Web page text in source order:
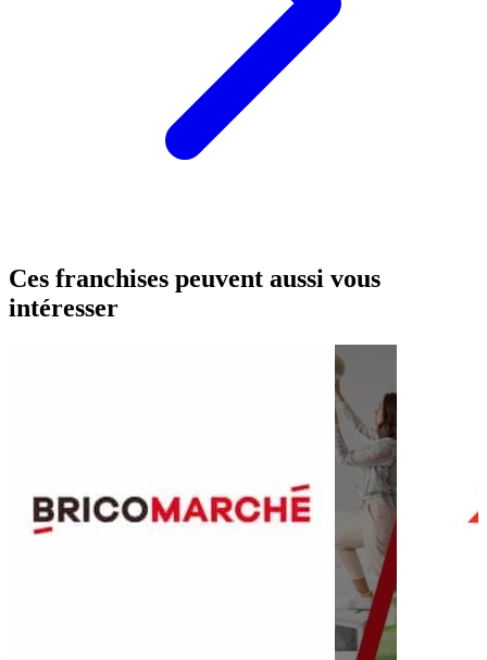
Ces franchises peuvent aussi vous
intéresser